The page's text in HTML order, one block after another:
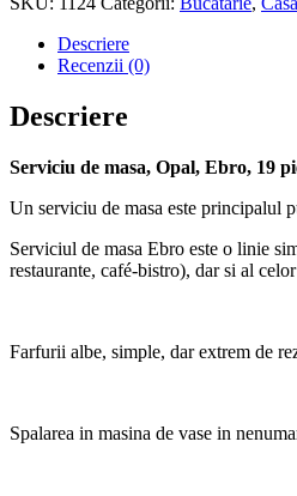
Descriere
Recenzii (0)
Descriere
Serviciu de masa, Opal, Ebro, 19
Un serviciu de masa este principalul
Serviciul de masa Ebro este o linie
restaurante, café-bistro), dar si al
Farfurii albe, simple, dar extrem de
Spalarea in masina de vase in